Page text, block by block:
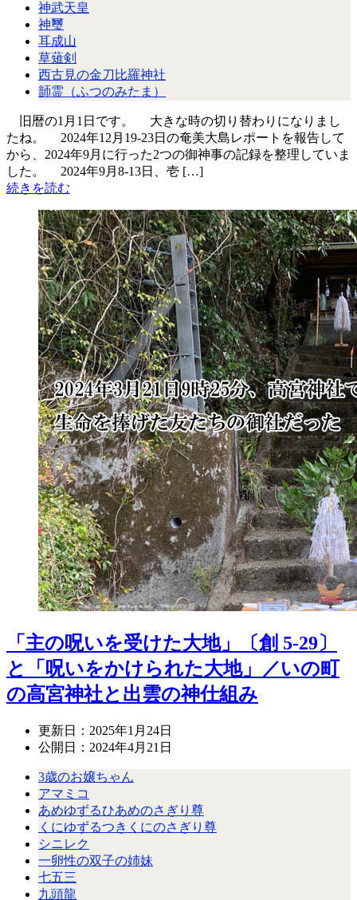
神武天皇
神璽
耳成山
草薙剣
西古見の金刀比羅神社
韴霊（ふつのみたま）
旧暦の1月1日です。 大きな時の切り替わりになりまし
たね。 2024年12月19-23日の奄美大島レポートを報告して
から、2024年9月に行った2つの御神事の記録を整理していま
した。 2024年9月8-13日、壱 […]
続きを読む
「主の呪いを受けた大地」〔創 5-29〕
と「呪いをかけられた大地」／いの町
の高宮神社と出雲の神仕組み
更新日： 2025年1月24日
公開日： 2024年4月21日
3歳のお嬢ちゃん
アマミコ
あめゆずるひあめのさぎり尊
くにゆずるつきくにのさぎり尊
シニレク
一卵性の双子の姉妹
七五三
九頭龍